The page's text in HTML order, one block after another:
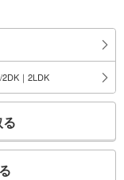
｜2LDK